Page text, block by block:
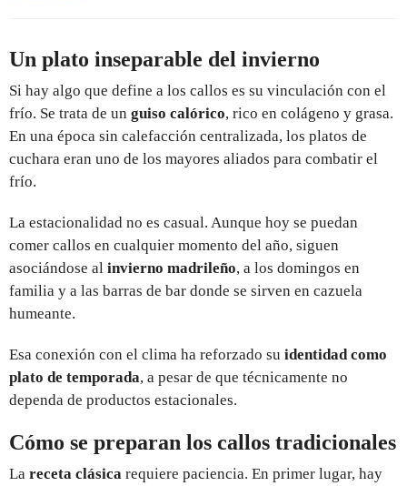
Un plato inseparable del invierno
Si hay algo que define a los callos es su vinculación con el
frío. Se trata de un guiso calórico, rico en colágeno y grasa.
En una época sin calefacción centralizada, los platos de
cuchara eran uno de los mayores aliados para combatir el
frío.
La estacionalidad no es casual. Aunque hoy se puedan
comer callos en cualquier momento del año, siguen
asociándose al invierno madrileño, a los domingos en
familia y a las barras de bar donde se sirven en cazuela
humeante.
Esa conexión con el clima ha reforzado su identidad como
plato de temporada, a pesar de que técnicamente no
dependa de productos estacionales.
Cómo se preparan los callos tradicionales
La receta clásica requiere paciencia. En primer lugar, hay